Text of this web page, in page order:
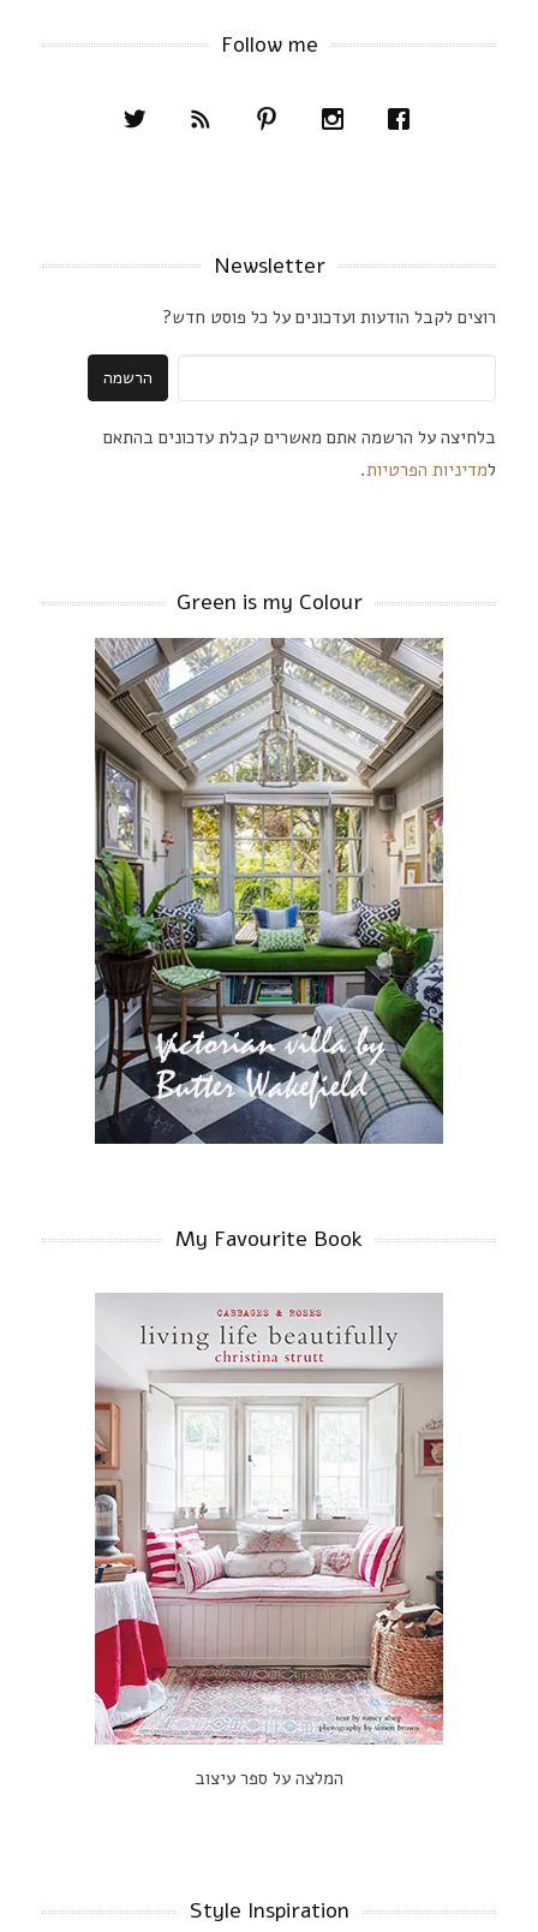
Follow me
Newsletter
רוצים לקבל הודעות ועדכונים על כל פוסט חדש?
בלחיצה על הרשמה אתם מאשרים קבלת עדכונים בהתאם
למדיניות הפרטיות.
Green is my Colour
My Favourite Book
המלצה על ספר עיצוב
Style Inspiration